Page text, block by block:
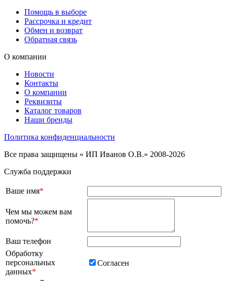
Помощь в выборе
Рассрочка и кредит
Обмен и возврат
Обратная связь
О компании
Новости
Контакты
О компании
Реквизиты
Каталог товаров
Наши бренды
Политика конфиденциальности
Все права защищены « ИП Иванов О.В.» 2008-2026
Служба поддержки
Ваше имя*
Чем мы можем вам
помочь?*
Ваш телефон
Обработку
персональных
данных*
Согласен